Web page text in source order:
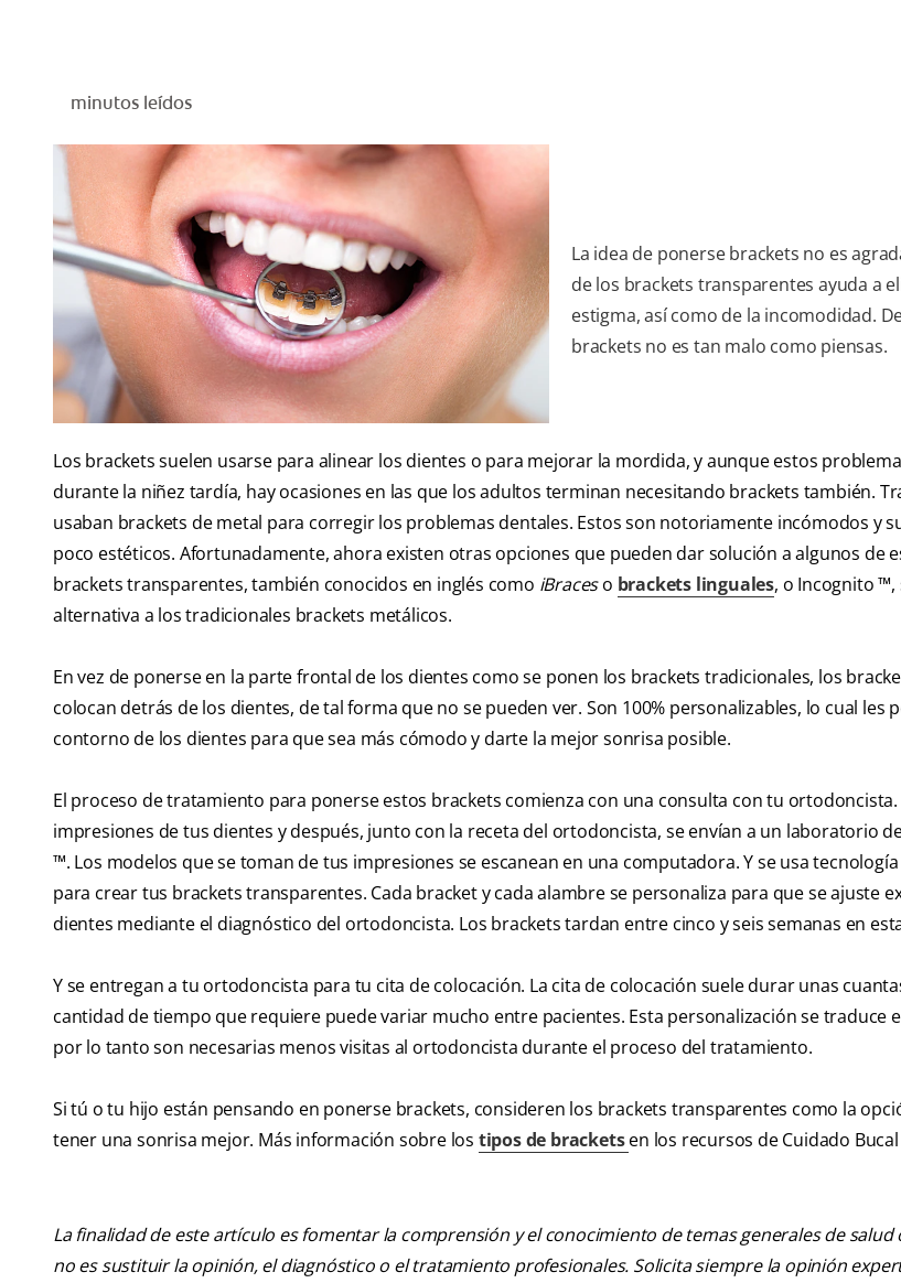
minutos leídos
La idea de ponerse brackets no es
de los brackets transparentes ayuda a
estigma, así como de la incomodidad.
brackets no es tan malo como piensas.
Los brackets suelen usarse para alinear los dientes o para mejorar la mordida, y aunque estos
durante la niñez tardía, hay ocasiones en las que los adultos terminan necesitando brackets también.
usaban brackets de metal para corregir los problemas dentales. Estos son notoriamente incómodos y
poco estéticos. Afortunadamente, ahora existen otras opciones que pueden dar solución a algunos de
brackets transparentes, también conocidos en inglés como iBraceso brackets linguales, o Incognito
alternativa a los tradicionales brackets metálicos.
En vez de ponerse en la parte frontal de los dientes como se ponen los brackets tradicionales, los
colocan detrás de los dientes, de tal forma que no se pueden ver. Son 100% personalizables, lo cual les
contorno de los dientes para que sea más cómodo y darte la mejor sonrisa posible.
El proceso de tratamiento para ponerse estos brackets comienza con una consulta con tu ortodoncista.
impresiones de tus dientes y después, junto con la receta del ortodoncista, se envían a un laboratorio
™. Los modelos que se toman de tus impresiones se escanean en una computadora. Y se usa
para crear tus brackets transparentes. Cada bracket y cada alambre se personaliza para que se ajuste
dientes mediante el diagnóstico del ortodoncista. Los brackets tardan entre cinco y seis semanas en
Y se entregan a tu ortodoncista para tu cita de colocación. La cita de colocación suele durar unas
cantidad de tiempo que requiere puede variar mucho entre pacientes. Esta personalización se traduce
por lo tanto son necesarias menos visitas al ortodoncista durante el proceso del tratamiento.
Si tú o tu hijo están pensando en ponerse brackets, consideren los brackets transparentes como la
tener una sonrisa mejor. Más información sobre los tipos de bracketsen los recursos de Cuidado
La finalidad de este artículo es fomentar la comprensión y el conocimiento de temas generales de
no es sustituir la opinión, el diagnóstico o el tratamiento profesionales. Solicita siempre la opinión